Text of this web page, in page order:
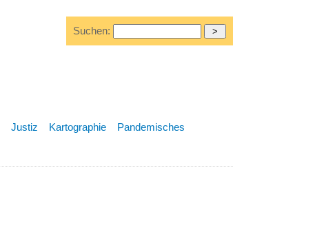
Suchen:
Justiz Kartographie
Pandemisches